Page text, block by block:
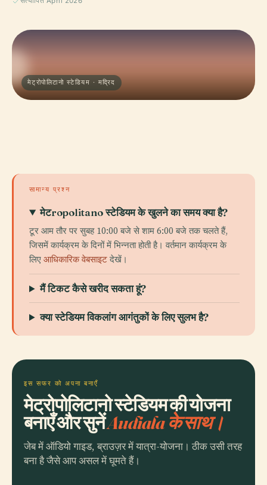
मेट्रोपोलिटानो स्टेडियम · मद्रिद
सामान्य प्रश्न
मेटropolitano स्टेडियम के खुलने का समय क्या है?
टूर आम तौर पर सुबह 10:00 बजे से शाम 6:00 बजे तक चलते हैं,
जिसमें कार्यक्रम के दिनों में भिन्नता होती है। वर्तमान कार्यक्रम के
लिएआधिकारिक वेबसाइटदेखें।
मैं टिकट कैसे खरीद सकता हूं?
क्या स्टेडियम विकलांग आगंतुकों के लिए सुलभ है?
इस सफर को अपना बनाएँ
मेट्रोपोलिटानो स्टेडियम की योजना
बनाएँ और सुनेंAudiala के साथ।
जेब में ऑडियो गाइड, ब्राउज़र में यात्रा-योजना। ठीक उसी तरह
बना है जैसे आप असल में घूमते हैं।